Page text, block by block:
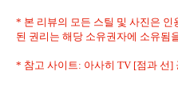
* 본 리뷰의 모든 스틸 및 사진은 인
된 권리는 해당 소유권자에 소유됨
* 참고 사이트: 아사히 TV [점과 선]